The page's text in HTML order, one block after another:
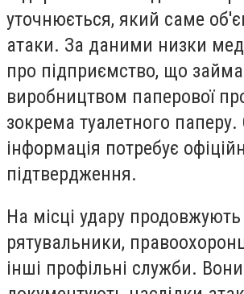
уточнюється, який саме
атаки. За даними низки
про підприємство, що
виробництвом паперової
зокрема туалетного
інформація потребує
підтвердження.
На місці удару
рятувальники,
інші профільні служби. Вони